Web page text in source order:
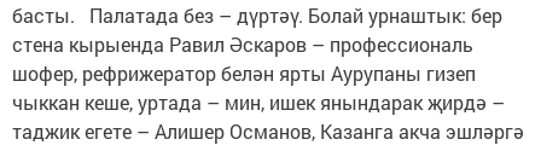
басты. Палатада без – дүртәү. Болай урнаштык: бер
стена кырыенда Равил Әскаров – профессиональ
шофер, рефрижератор белән ярты Аурупаны гизеп
чыккан кеше, уртада – мин, ишек янындарак җирдә –
таджик егете – Алишер Османов, Казанга акча эшләргә